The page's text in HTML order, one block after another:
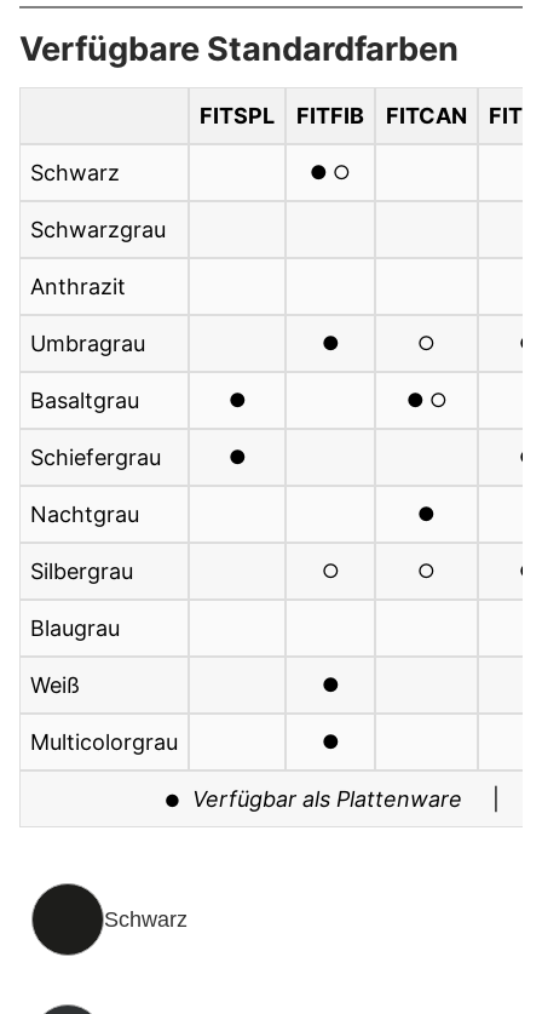
Verfügbare Standardfarben
FITSPL FITFIB FITCAN
Schwarz
Schwarzgrau
Anthrazit
Umbragrau
Basaltgrau
Schiefergrau
Nachtgrau
Silbergrau
Blaugrau
Weiß
Multicolorgrau
● Verfügbar als Plattenware
Schwarz